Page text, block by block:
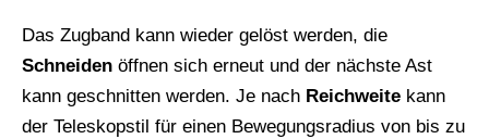
Das Zugband kann wieder gelöst werden, die
Schneiden öffnen sich erneut und der nächste Ast
kann geschnitten werden. Je nach Reichweite kann
der Teleskopstil für einen Bewegungsradius von bis zu